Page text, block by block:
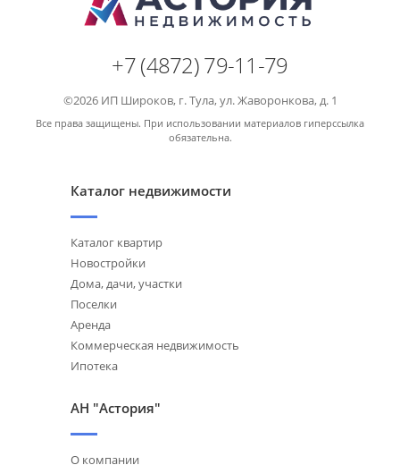
+7 (4872) 79-11-79
©2026 ИП Широков, г. Тула, ул. Жаворонкова, д. 1
Все права защищены. При использовании материалов гиперссылка
обязательна.
Каталог недвижимости
Каталог квартир
Новостройки
Дома, дачи, участки
Поселки
Аренда
Коммерческая недвижимость
Ипотека
АН "Астория"
О компании